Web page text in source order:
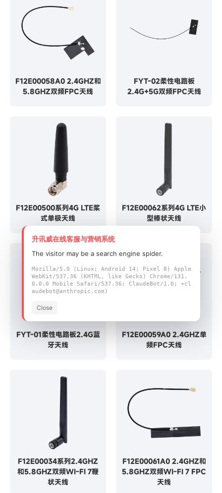
F12E00058A0 2.4GHZ和
5.8GHZ双频FPC天线
FYT-02柔性电路板
2.4G+5G双频FPC天线
F12E00500系列4G LTE桨
式单极天线
F12E00062系列4G LTE小
型棒状天线
FYT-01柔性电路板2.4G蓝
牙天线
F12E00059A0 2.4GHZ单
频FPC天线
F12E00034系列2.4GHZ
和5.8GHZ双频WI-FI 7鞭
状天线
F12E00061A0 2.4GHZ和
5.8GHZ双频WI-FI 7 FPC
天线
升讯威在线客服与营销系统
The visitor may be a search engine spider.
Mozilla/5.0 (Linux; Android 14; Pixel 8) Apple
WebKit/537.36 (KHTML, like Gecko) Chrome/131.
0.0.0 Mobile Safari/537.36; ClaudeBot/1.0; +cl
audebot@anthropic.com)
Close